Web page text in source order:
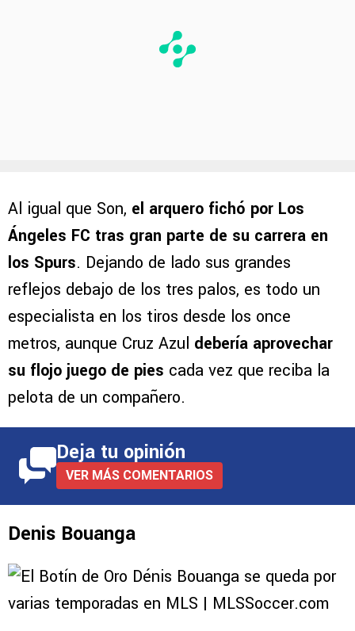
Al igual que Son, el arquero fichó por Los
Ángeles FC tras gran parte de su carrera en
los Spurs. Dejando de lado sus grandes
reflejos debajo de los tres palos, es todo un
especialista en los tiros desde los once
metros, aunque Cruz Azul debería aprovechar
su flojo juego de pies cada vez que reciba la
pelota de un compañero.
Deja tu opinión
VER MÁS COMENTARIOS
Denis Bouanga